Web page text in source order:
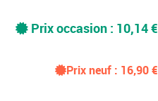
Prix occasion : 10,14 €
Prix neuf : 16,90€